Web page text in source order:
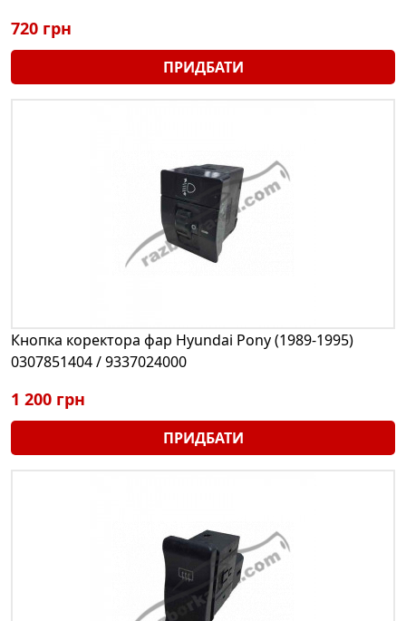
720 грн
ПРИДБАТИ
Кнопка коректора фар Hyundai Pony (1989-1995)
0307851404 / 9337024000
1 200 грн
ПРИДБАТИ